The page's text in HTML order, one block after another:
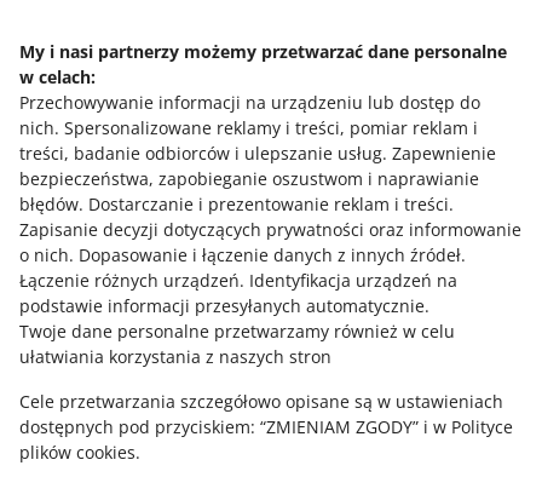
My i nasi partnerzy możemy przetwarzać dane personalne
w celach:
Przechowywanie informacji na urządzeniu lub dostęp do
nich. Spersonalizowane reklamy i treści, pomiar reklam i
treści, badanie odbiorców i ulepszanie usług. Zapewnienie
bezpieczeństwa, zapobieganie oszustwom i naprawianie
błędów. Dostarczanie i prezentowanie reklam i treści.
Zapisanie decyzji dotyczących prywatności oraz informowanie
o nich. Dopasowanie i łączenie danych z innych źródeł.
Łączenie różnych urządzeń. Identyfikacja urządzeń na
podstawie informacji przesyłanych automatycznie.
Twoje dane personalne przetwarzamy również w celu
ułatwiania korzystania z naszych stron
Cele przetwarzania szczegółowo opisane są w ustawieniach
dostępnych pod przyciskiem: “ZMIENIAM ZGODY” i w Polityce
plików cookies.
English
slovenčina
magyar
o allegro.sk
polski
čeština
English
slovenčina
magyar
polski
čeština